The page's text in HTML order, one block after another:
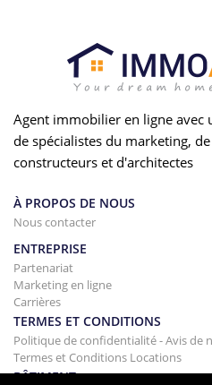
Agent immobilier en ligne avec
de spécialistes du marketing,
constructeurs et d'architectes
À PROPOS DE NOUS
Nous contacter
ENTREPRISE
Partenariat
Marketing en ligne
Carrières
TERMES ET CONDITIONS
Politique de confidentialité - Avis de
Termes et Conditions Locations
BÂTIMENT